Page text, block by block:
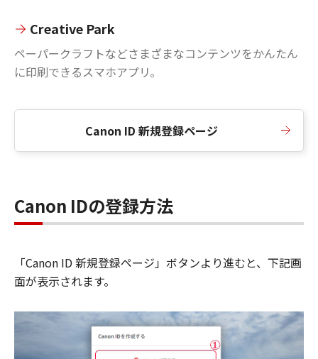
Creative Park
ペーパークラフトなどさまざまなコンテンツをかんたん
に印刷できるスマホアプリ。
Canon ID 新規登録ページ
Canon IDの登録方法
「Canon ID 新規登録ページ」ボタンより進むと、下記画
面が表示されます。